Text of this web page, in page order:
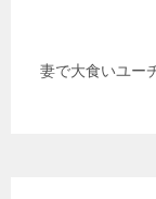
妻で大食いユー